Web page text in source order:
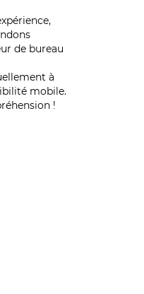
de bureau
à
mobile.
!